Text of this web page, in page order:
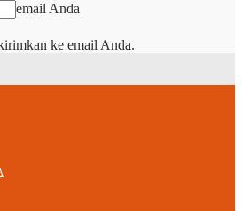
email Anda
ke email Anda.